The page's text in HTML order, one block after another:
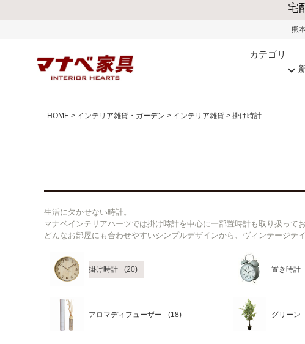
熊本県で発生した地震およびお盆
カテゴリ
HOME インテリア雑貨・ガーデン インテリア雑貨 掛け時計
生活に欠かせない時計。
マナベインテリアハーツでは掛け時計を中心に一部置時計も取り扱ってお
どんなお部屋にも合わせやすいシンプルデザインから、ヴィンテージテ
掛け時計 置き時計
アロマディフューザー グリーン